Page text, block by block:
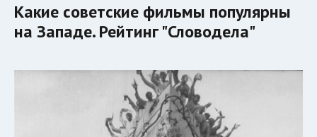
Какие советские фильмы популярны
на Западе. Рейтинг "Словодела"